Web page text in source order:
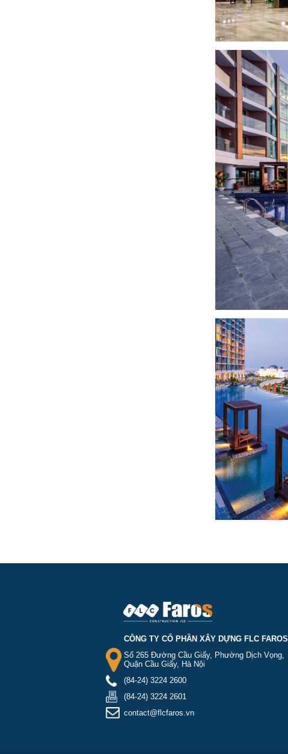
CÔNG TY CỔ PHẦN XÂY DỰNG FLC FAROS
Số 265 Đường Cầu Giấy, Phường Dịch Vọng,
Quận Cầu Giấy, Hà Nội
(84-24) 3224 2600
(84-24) 3224 2601
contact@flcfaros.vn